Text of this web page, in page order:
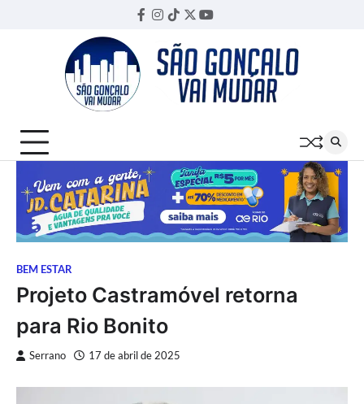
Facebook
Instagram
TikTok
TwitterYouTube
BEM ESTAR
Projeto Castramóvel retorna
para Rio Bonito
Serrano 17 de abril de 2025